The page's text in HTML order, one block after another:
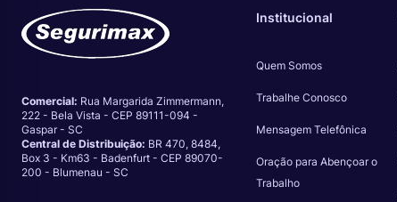
Comercial: Rua Margarida Zimmermann,
222 - Bela Vista - CEP 89111-094 -
Gaspar - SC
Central de Distribuição: BR 470, 8484,
Box 3 - Km63 - Badenfurt - CEP 89070-
200 - Blumenau - SC
Institucional
Quem Somos
Trabalhe Conosco
Mensagem Telefônica
Oração para Abençoar o
Trabalho